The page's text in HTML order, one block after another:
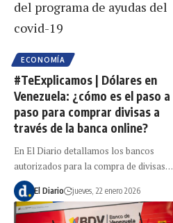
ECONOMÍA
#TeExplicamos | Dólares en
Venezuela: ¿cómo es el paso a
paso para comprar divisas a
través de la banca online?
En El Diario detallamos los bancos
autorizados para la compra de divisas…
El Diario jueves, 22 enero 2026